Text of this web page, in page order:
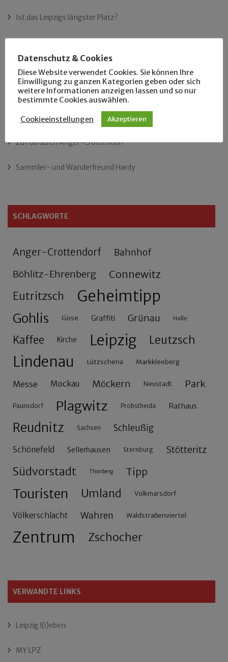
Ist das Leipzigs längster Platz?
Das neue Eutritzsch-Buch
Der Leipziger Schmiedetag von 1904
Rennfahrer in Schönefeld und Zschocher
Zu Fuß durch Anger-Crottendorf
Sammler- und Wanderfreund Hardy
SCHLAGWORTE
Anger-Crottendorf Bahnhof
Böhlitz-Ehrenberg Connewitz
Eutritzsch Geheimtipp
Gohlis Gose Graffiti Grünau Halle
Kaffee Kirche Leipzig Leutzsch
Lindenau Lützschena Markkleeberg
Messe Mockau Möckern Neustadt Park
Paunsdorf Plagwitz Probstheida Rathaus
Reudnitz Sachsen Schleußig
Schönefeld Sellerhausen Sternburg Stötteritz
Südvorstadt Thonberg Tipp
Touristen Umland Volkmarsdorf
Völkerschlacht Wahren Waldstraßenviertel
Zentrum Zschocher
VERWANDTE LINKS
Leipzig l(i)eben
MY LPZ
Datenschutz & Cookies
Diese Website verwendet Cookies. Sie können Ihre
Einwilligung zu ganzen Kategorien geben oder sich
weitere Informationen anzeigen lassen und so nur
bestimmte Cookies auswählen.
Cookieeinstellungen Akzeptieren